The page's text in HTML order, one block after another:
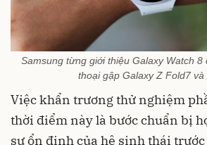
Samsung từng giới thiệu Galaxy Watch 8
thoại gập Galaxy Z Fold7 và
Việc khẩn trương thử nghiệm
thời điểm này là bước chuẩn bị
sự ổn định của hệ sinh thái